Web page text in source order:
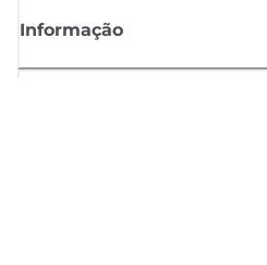
Informação